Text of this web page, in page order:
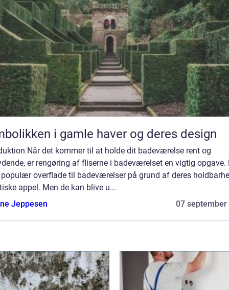
i gamle haver og deres design
Når det kommer til at holde dit badeværelse rent og
er rengøring af fliserne i badeværelset en vigtig opgave.
populær overflade til badeværelser på grund af deres
appel. Men de kan blive u...
Jeppesen
07 september